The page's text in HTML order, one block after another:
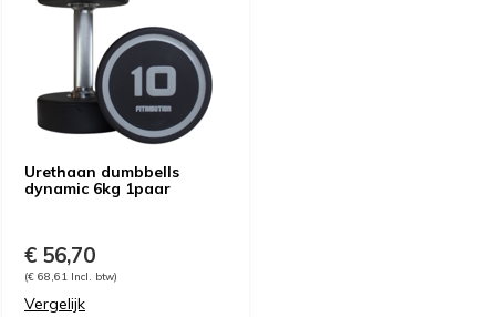
Urethaan dumbbells
dynamic 6kg 1paar
€ 56,70
(€ 68,61 Incl. btw)
Vergelijk